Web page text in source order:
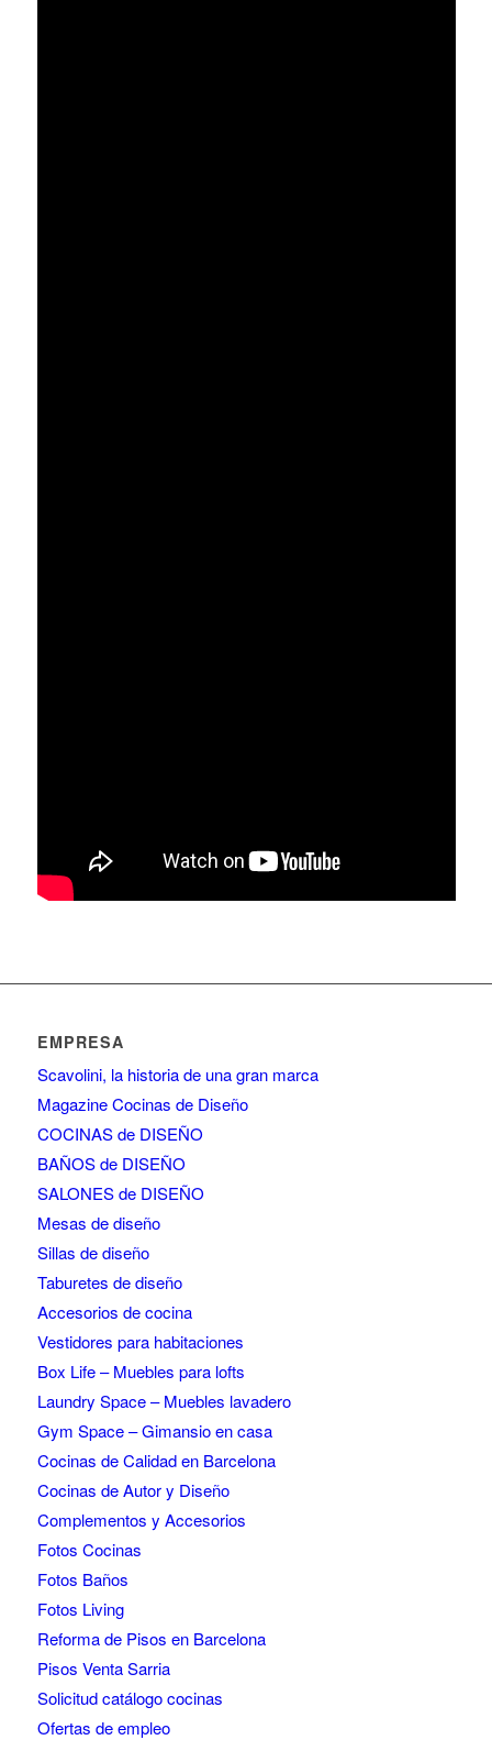
EMPRESA
Scavolini, la historia de una gran marca
Magazine Cocinas de Diseño
COCINAS de DISEÑO
BAÑOS de DISEÑO
SALONES de DISEÑO
Mesas de diseño
Sillas de diseño
Taburetes de diseño
Accesorios de cocina
Vestidores para habitaciones
Box Life – Muebles para lofts
Laundry Space – Muebles lavadero
Gym Space – Gimansio en casa
Cocinas de Calidad en Barcelona
Cocinas de Autor y Diseño
Complementos y Accesorios
Fotos Cocinas
Fotos Baños
Fotos Living
Reforma de Pisos en Barcelona
Pisos Venta Sarria
Solicitud catálogo cocinas
Ofertas de empleo